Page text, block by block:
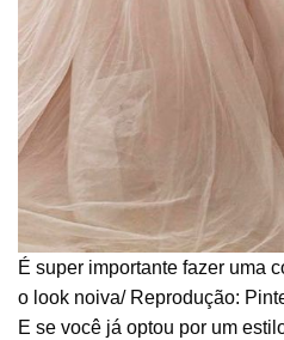
É super importante fazer uma
o look noiva/ Reprodução:
E se você já optou por um